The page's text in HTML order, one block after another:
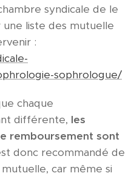
syndicale de le
liste des mutuelle
:
sophrologue/
chaque
différente, les
remboursement sont
donc recommandé de
car même si